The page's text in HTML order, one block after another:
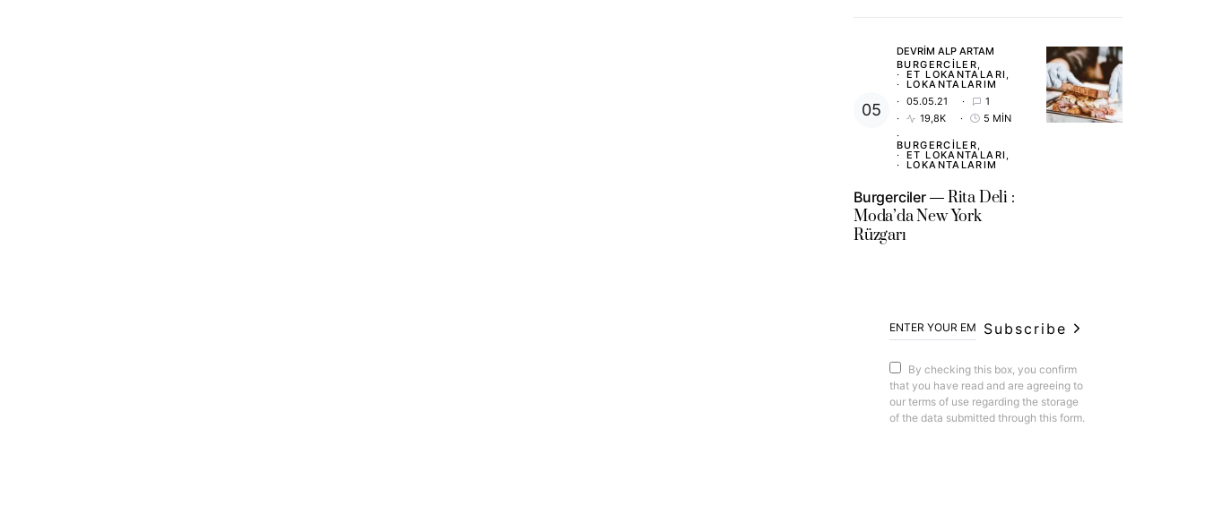
DEVRIM ALP ARTAM
BURGERCILER
ET LOKANTALARI
LOKANTALARIM
05.05.21
1
19,8K
5 MIN
BURGERCILER
ET LOKANTALARI
LOKANTALARIM
Burgerciler
Rita Deli :
Moda’da New York
Rüzgarı
Subscribe
By checking this box, you confirm
that you have read and are agreeing to
our terms of use regarding the storage
of the data submitted through this form.